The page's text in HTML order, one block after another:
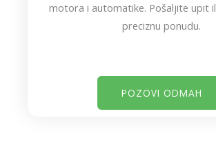
motora i automatike. Pošaljite upit
preciznu ponudu.
POZOVI ODMAH